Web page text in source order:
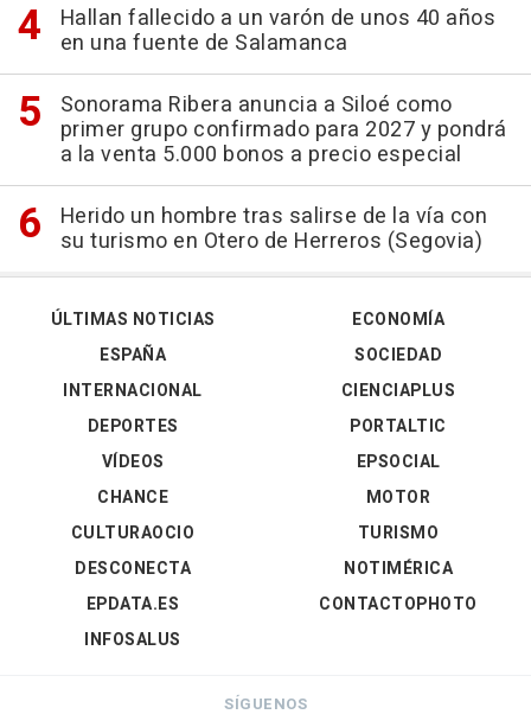
Hallan fallecido a un varón de unos 40 años
en una fuente de Salamanca
Sonorama Ribera anuncia a Siloé como
primer grupo confirmado para 2027 y pondrá
a la venta 5.000 bonos a precio especial
Herido un hombre tras salirse de la vía con
su turismo en Otero de Herreros (Segovia)
ÚLTIMAS NOTICIAS
ESPAÑA
INTERNACIONAL
DEPORTES
VÍDEOS
ECONOMÍA
SOCIEDAD
CIENCIAPLUS
PORTALTIC
EPSOCIAL
CHANCE
CULTURAOCIO
DESCONECTA
EPDATA.ES
INFOSALUS
MOTOR
TURISMO
NOTIMÉRICA
CONTACTOPHOTO
SÍGUENOS